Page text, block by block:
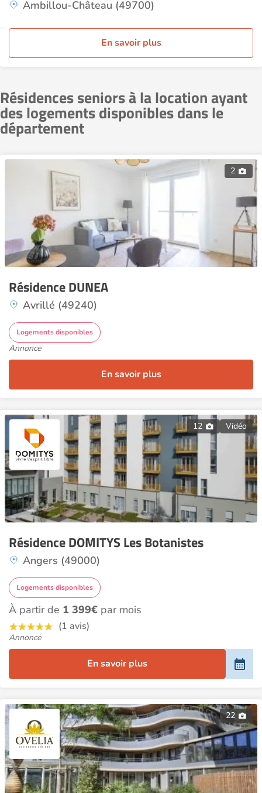
Ambillou-Château (49700)
En savoir plus
Résidences seniors à la location ayant
des logements disponibles dans le
département
2
Résidence DUNEA
Avrillé (49240)
Logements disponibles
Annonce
En savoir plus
12 Vidéo
Résidence DOMITYS Les Botanistes
Angers (49000)
Logements disponibles
À partir de 1 399€ par mois
(1 avis)
Annonce
En savoir plus
22